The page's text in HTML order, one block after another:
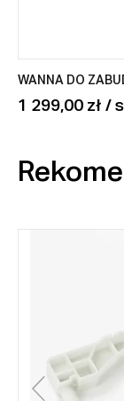
WANNA DO
1 299,00 zł /